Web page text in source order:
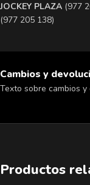
​JOCKEY PLAZA (977
(977 205 138)
Cambios y
Texto sobre cambios
Productos